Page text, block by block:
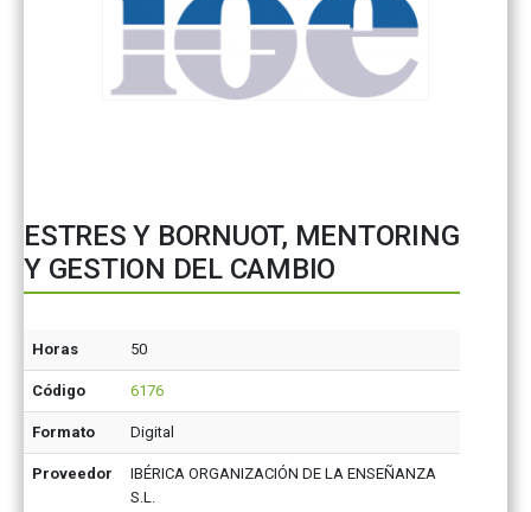
ESTRES Y BORNUOT, MENTORING
Y GESTION DEL CAMBIO
Horas 50
Código 6176
Formato Digital
Proveedor
IBÉRICA ORGANIZACIÓN DE LA ENSEÑANZA
S.L.